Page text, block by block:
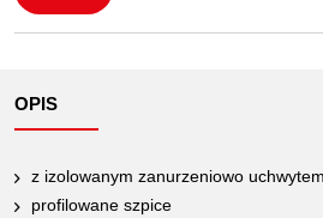
OPIS
z izolowanym zanurzeniowo uchwytem
profilowane szpice